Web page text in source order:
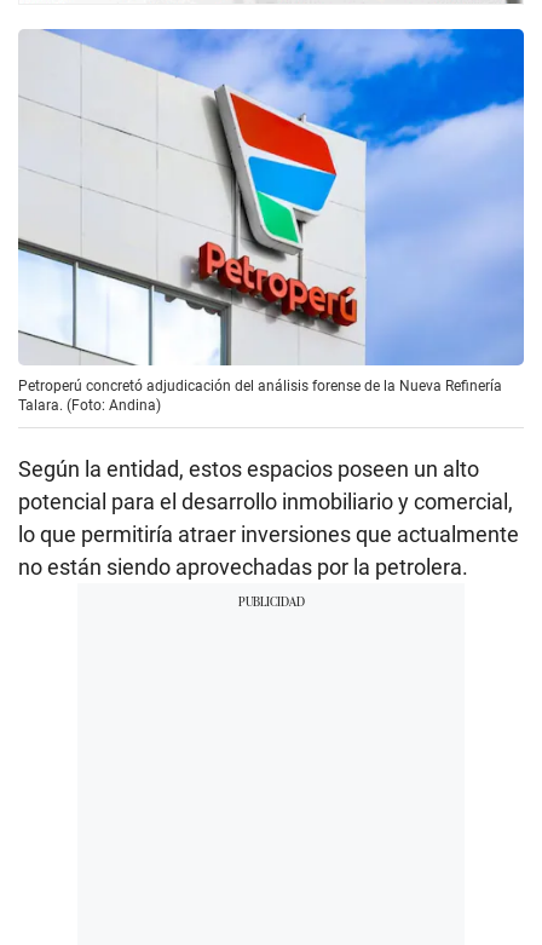
Petroperú concretó adjudicación del análisis forense de la Nueva Refinería
Talara. (Foto: Andina)
Según la entidad, estos espacios poseen un alto
potencial para el desarrollo inmobiliario y comercial,
lo que permitiría atraer inversiones que actualmente
no están siendo aprovechadas por la petrolera.